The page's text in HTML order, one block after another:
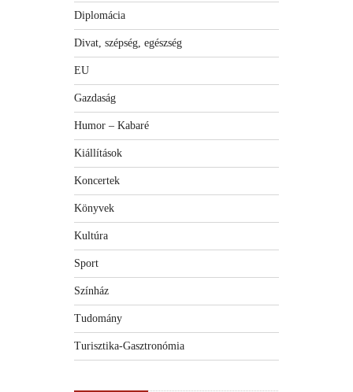
Diplomácia
Divat, szépség, egészség
EU
Gazdaság
Humor – Kabaré
Kiállítások
Koncertek
Könyvek
Kultúra
Sport
Színház
Tudomány
Turisztika-Gasztronómia